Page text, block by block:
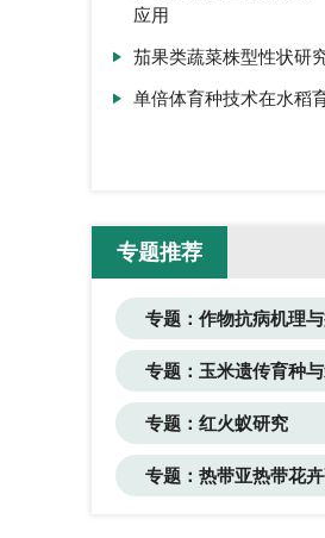
应用
茄果类蔬菜株型性状研
单倍体育种技术在水稻
专题推荐
专题：作物抗病机理
专题：玉米遗传育种
专题：红火蚁研究
专题：热带亚热带花